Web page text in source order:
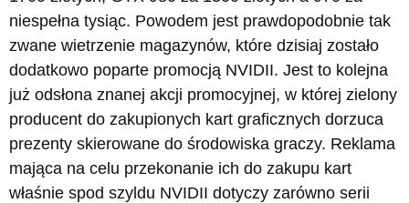
niespełna tysiąc. Powodem jest prawdopodobnie tak
zwane wietrzenie magazynów, które dzisiaj zostało
dodatkowo poparte promocją NVIDII. Jest to kolejna
już odsłona znanej akcji promocyjnej, w której zielony
producent do zakupionych kart graficznych dorzuca
prezenty skierowane do środowiska graczy. Reklama
mająca na celu przekonanie ich do zakupu kart
właśnie spod szyldu NVIDII dotyczy zarówno serii